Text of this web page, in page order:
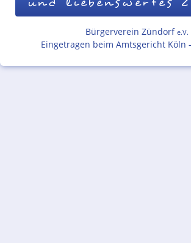
Bürgerverein Zündorf e.V.
Eingetragen beim Amtsgericht Köln